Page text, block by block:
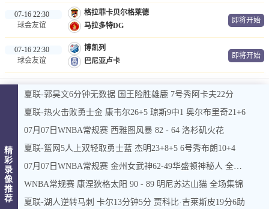
07-16 22:30
球会友谊
格拉菲卡贝尔格莱德
马拉多特DG
即将开始
07-16 22:30
球会友谊
博凯列
巴尼亚卢卡
即将开始
精
彩
录
像
推
荐
夏联-郭昊文6分钟无数据 国王险胜雄鹿 7号秀阿卡夫22分
夏联-热火击败勇士金 康韦尔26+5 琼斯9中1 奥尔布里奇21+6
07月07日WNBA常规赛 西雅图风暴 82 - 64 洛杉矶火花
夏联-篮网5人上双轻取勇士蓝 杰明23+8+5 6号秀布朗10+4
07月07日WNBA常规赛 金州女武神62-49华盛顿神秘人 全场集锦
WNBA常规赛 康涅狄格太阳 90 - 89 明尼苏达山猫 全场集锦
夏联-湖人逆转马刺 卡尔13分钟5分 贾科比·吉莱斯皮19分6助